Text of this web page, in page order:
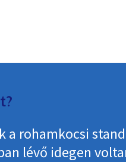
a rohamkocsi
lévő idegen